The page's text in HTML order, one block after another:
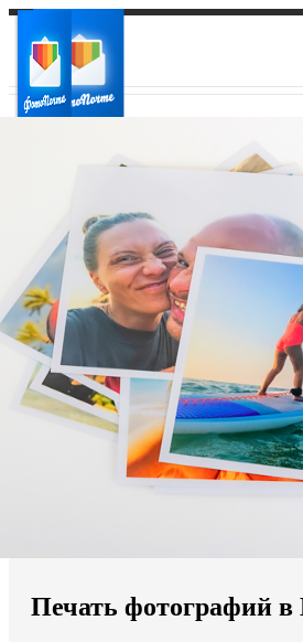
Ваш регион доставки
Выберите из списка:
Мы доставляем по всему миру
Продолжить без города
Печать фотографий в